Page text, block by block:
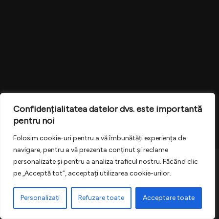
Confidențialitatea datelor dvs. este importantă
pentru noi
Folosim cookie-uri pentru a vă îmbunătăți experiența de
navigare, pentru a vă prezenta conținut și reclame
personalizate și pentru a analiza traficul nostru. Făcând clic
pe „Acceptă tot”, acceptați utilizarea cookie-urilor.
Personalizați Refuzare toate Acceptare toate
Termeni si Conditii
Politica de cookies
Politica de confidentialitate